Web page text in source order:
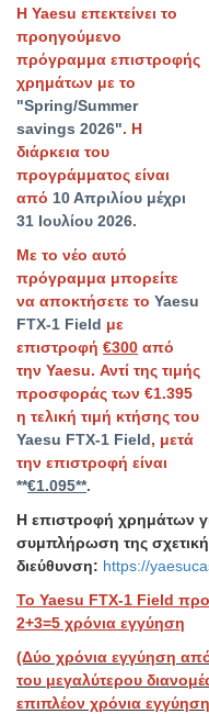
Η Yaesu επεκτείνει το
προηγούμενο
πρόγραμμα επιστροφής
χρημάτων με το
"Spring/Summer
savings 2026". Η
διάρκεια του
προγράμματος είναι
από 10 Απριλίου μέχρι
31 Ιουλίου 2026.
Με το νέο αυτό
πρόγραμμα μπορείτε
να αποκτήσετε το Yaesu
FTX-1 Field με
επιστροφή €300 από
την Yaesu. Αντί της τιμής
προσφοράς των €1.395
η τελική τιμή κτήσης του
Yaesu FTX-1 Field, μετά
την επιστροφή είναι
**€1.095**.
Η επιστροφή χρημάτων
συμπλήρωση της
διεύθυνση: https://
To Yaesu FTX-1 Field
2+3=5 χρόνια εγγύηση
(Δύο χρόνια εγγύηση
του μεγαλύτερου
επιπλέον χρόνια